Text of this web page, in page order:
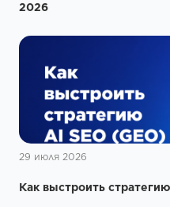
2026
29 июля 2026
Как выстроить